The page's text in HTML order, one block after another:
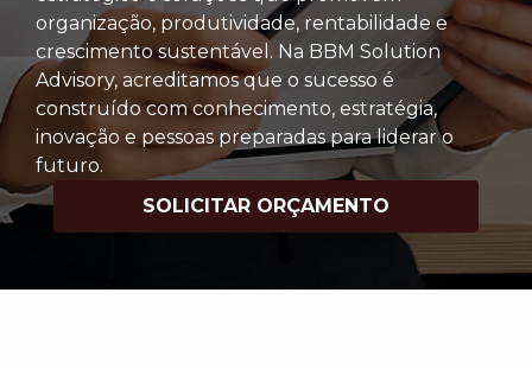
organização, produtividade, rentabilidade e
crescimento sustentável. Na BBM Solution
Advisory, acreditamos que o sucesso é
construído com conhecimento, estratégia,
inovação e pessoas preparadas para liderar o
futuro.
SOLICITAR ORÇAMENTO